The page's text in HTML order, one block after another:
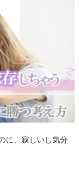
に、寂しいし気分